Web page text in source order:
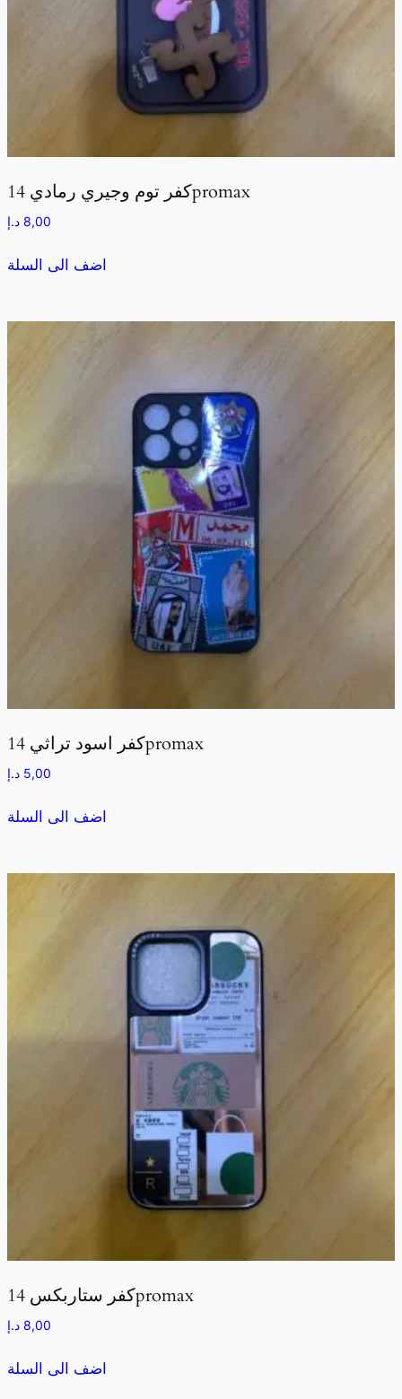
كفر توم وجيري رمادي 14promax
8,00 د.إ
اضف الى السلة
كفر اسود تراثي 14promax
5,00 د.إ
اضف الى السلة
كفر ستاربكس 14promax
8,00 د.إ
اضف الى السلة